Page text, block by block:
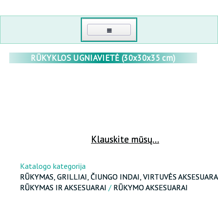
RŪKYKLOS UGNIAVIETĖ (30x30x35 cm)
PAGRINDINIS
ATKURTI SLAPTAŽODĮ
DIDMENINĖ PREKYBA
APIE MUS
POLIKARBONATAS
PLĖVINIAI ŠILTNAMIAI
RŪKYKLOS, GRILLAI, ČAVUNO INDAI, KATILAI, VIRTUVĖS PRIEDAI
SPORTUI, TURIZMUI, POILSIO
Klauskite mūsų...
Katalogo kategorija
RŪKYMAS, GRILLIAI, ČIUNGO INDAI, VIRTUVĖS
RŪKYMAS IR AKSESUARAI / RŪKYMO AKSESUARAI